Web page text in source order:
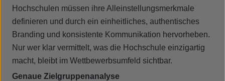
Hochschulen müssen ihre Alleinstellungsmerkmale
definieren und durch ein einheitliches, authentisches
Branding und konsistente Kommunikation hervorheben.
Nur wer klar vermittelt, was die Hochschule einzigartig
macht, bleibt im Wettbewerbsumfeld sichtbar.
Genaue Zielgruppenanalyse